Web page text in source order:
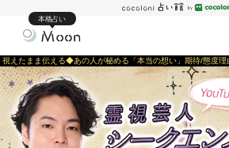
本格占い
視えたまま伝える◆あの人が秘める「本当の想い」期待/態度理